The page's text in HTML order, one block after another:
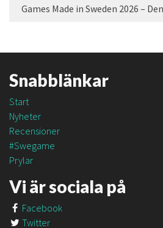
Snabblänkar
Start
Nyheter
Recensioner
#Swegame
Prylar
Vi är sociala på
Facebook
Twitter